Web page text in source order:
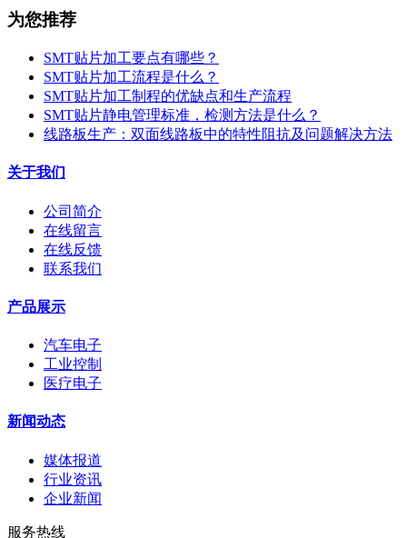
为您推荐
SMT贴片加工要点有哪些？
SMT贴片加工流程是什么？
SMT贴片加工制程的优缺点和生产流程
SMT贴片静电管理标准，检测方法是什么？
线路板生产：双面线路板中的特性阻抗及问题解决方法
关于我们
公司简介
在线留言
在线反馈
联系我们
产品展示
汽车电子
工业控制
医疗电子
新闻动态
媒体报道
行业资讯
企业新闻
服务热线